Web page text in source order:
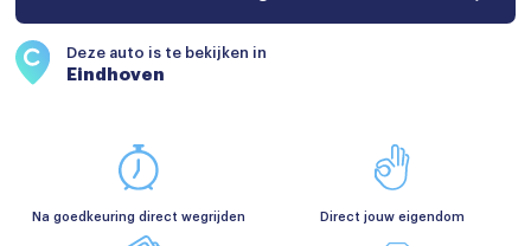
Deze auto is te bekijken in
Eindhoven
Na goedkeuring direct wegrijden Direct jouw eigendom